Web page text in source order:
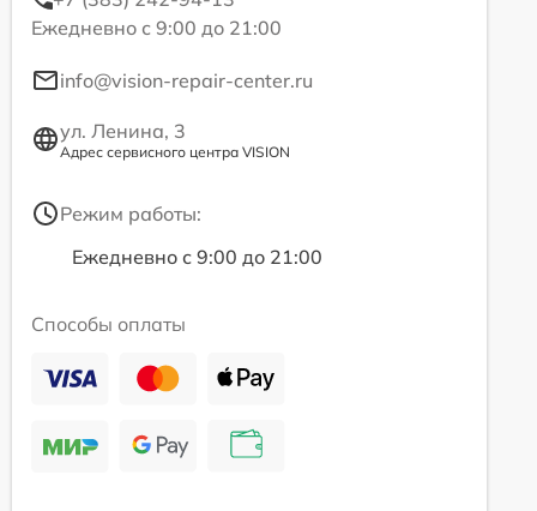
Ежедневно с 9:00 до 21:00
info@vision-repair-center.ru
ул. Ленина, 3
Адрес сервисного центра VISION
Режим работы:
Ежедневно с 9:00 до 21:00
Способы оплаты